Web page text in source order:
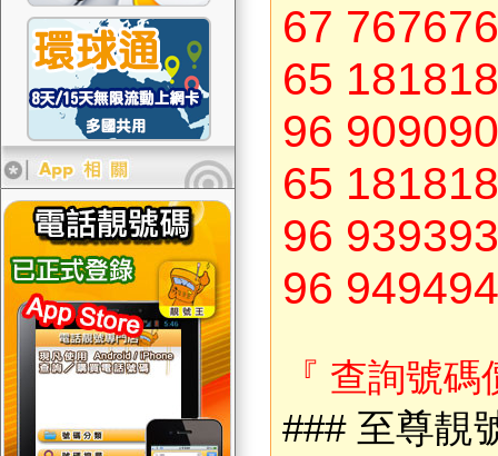
67 767676
65 181818
96 909090
65 181818
96 939393
96 949494
『 查詢號
### 至尊靚